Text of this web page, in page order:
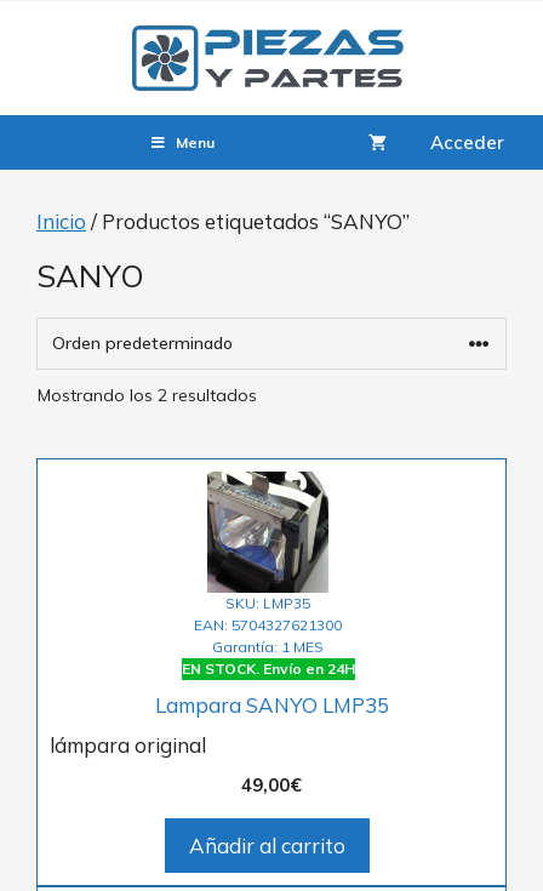
Menu Acceder
Inicio / Productos etiquetados “SANYO”
SANYO
Mostrando los 2 resultados
SKU: LMP35
EAN: 5704327621300
Garantía: 1 MES
EN STOCK. Envío en 24H
Lampara SANYO LMP35
lámpara original
49,00€
Añadir al carrito